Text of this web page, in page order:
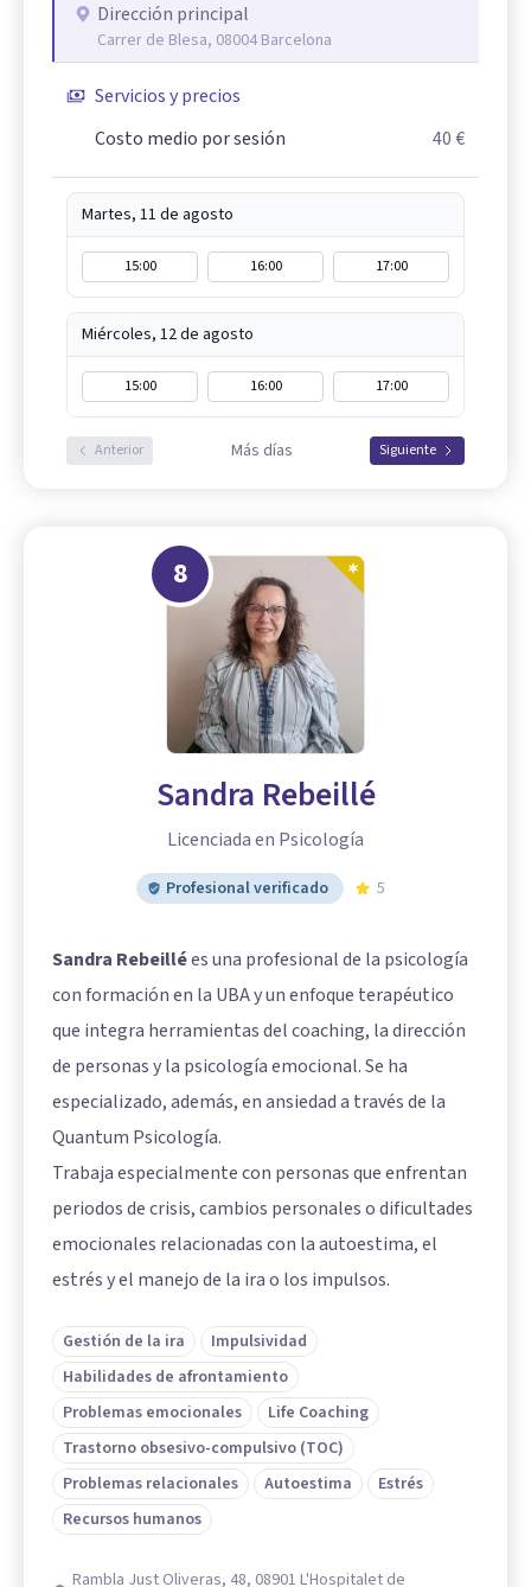
Dirección principal
Carrer de Blesa, 08004 Barcelona
Servicios y precios
Costo medio por sesión
40 €
Martes, 11 de agosto
15:00 16:00 17:00
Miércoles, 12 de agosto
15:00 16:00 17:00
Anterior Más días Siguiente
8
Sandra Rebeillé
Licenciada en Psicología
Profesional verificado 5
Sandra Rebeillées una profesional de la psicología
con formación en la UBA y un enfoque terapéutico
que integra herramientas del coaching, la dirección
de personas y la psicología emocional. Se ha
especializado, además, en ansiedad a través de la
Quantum Psicología.
Trabaja especialmente con personas que enfrentan
periodos de crisis, cambios personales o dificultades
emocionales relacionadas con la autoestima, el
estrés y el manejo de la ira o los impulsos.
Gestión de la ira
Impulsividad
Habilidades de afrontamiento
Problemas emocionales
Life Coaching
Trastorno obsesivo-compulsivo (TOC)
Problemas relacionales
Autoestima
Estrés
Recursos humanos
Rambla Just Oliveras, 48, 08901 L'Hospitalet de